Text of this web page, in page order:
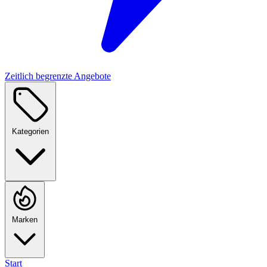
Zeitlich begrenzte Angebote
Kategorien
Marken
Start